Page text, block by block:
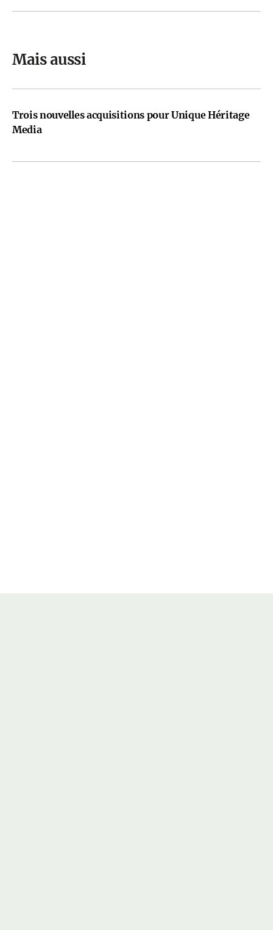
Mais aussi
Trois nouvelles acquisitions pour Unique Héritage
Media